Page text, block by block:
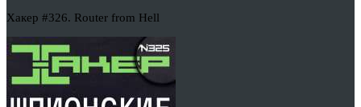
Хакер #326. Router from Hell